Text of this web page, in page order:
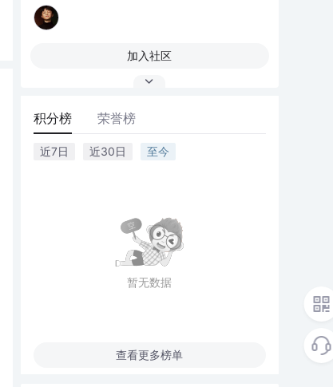
加入社区
积分榜 荣誉榜
近7日 近30日 至今
暂无数据
查看更多榜单